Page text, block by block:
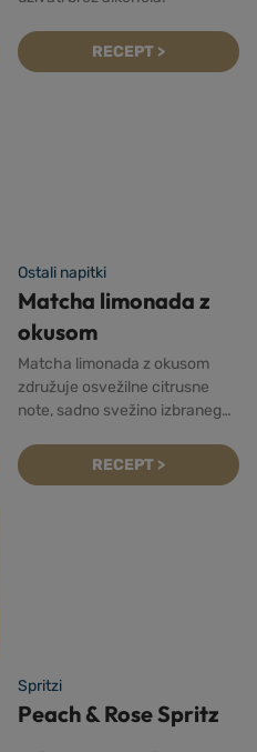
RECEPT >
Ostali napitki
Matcha limonada z
okusom
Matcha limonada z okusom
združuje osvežilne citrusne
note, sadno svežino izbranega
RECEPT >
Spritzi
Peach & Rose Spritz